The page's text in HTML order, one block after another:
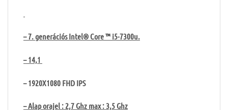
– 7. generációs Intel® Core ™ i5-7300u.
– 14,1
– 1920X1080 FHD IPS
– Alap orajel : 2,7 Ghz max : 3,5 Ghz